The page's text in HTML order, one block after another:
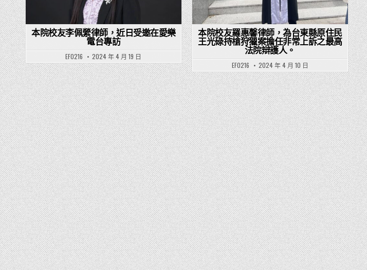
本院校友李佩縈律師，近日受邀在愛樂
電台專訪
EF0216 2024 年 4 月 19 日
本院校友羅惠馨律師，為台東縣原住民
王光碌持槍狩獵案擔任非常上訴之最高
法院辯護人。
EF0216 2024 年 4 月 10 日